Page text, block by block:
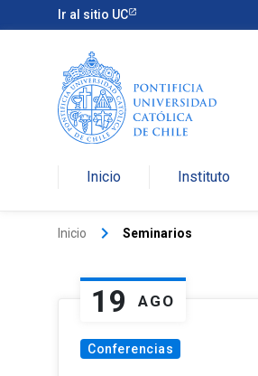
Ir al sitio UC
Inicio Instituto
Inicio keyboard_arrow_right Seminarios
19 AGO
Conferencias